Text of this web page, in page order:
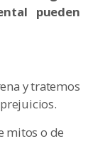
pueden
y tratemos
mitos o de